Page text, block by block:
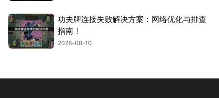
功夫牌连接失败解决方案：网络优化与排查
指南！
2026-08-10